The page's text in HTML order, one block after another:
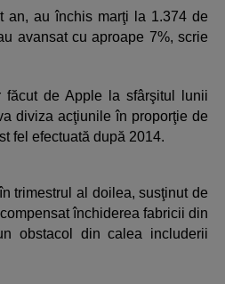
an, au închis marţi la 1.374 de
avansat cu aproape 7%, scrie
făcut de Apple la sfârşitul lunii
diviza acţiunile în proporţie de
fel efectuată după 2014.
trimestrul al doilea, susţinut de
închiderea fabricii din
obstacol din calea includerii